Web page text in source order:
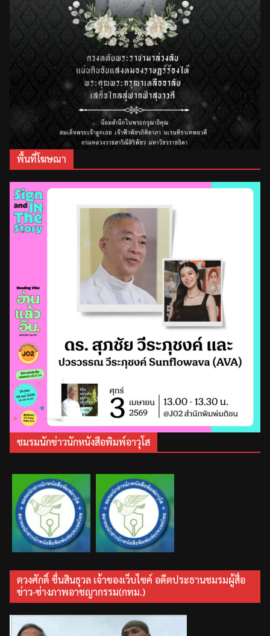
พื้นที่โฆษณา
ชมรมนักข่าวนักหนังสือพิมพ์อาวุโส
ตวงศักดิ์ ชื่นสินธุวล เจ้าของเว็บไซค์ อดีตประธานชมรมผู้สื่อ
ข่าว-ช่างภาพอาชญากรรม(กทม.)